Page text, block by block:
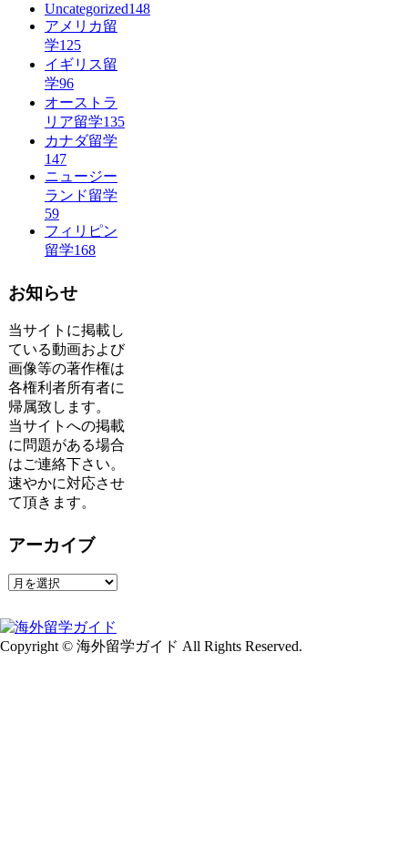
Uncategorized148
アメリカ留
学125
イギリス留
学96
オーストラ
リア留学135
カナダ留学
147
ニュージー
ランド留学
59
フィリピン
留学168
お知らせ
当サイトに掲載し
ている動画および
画像等の著作権は
各権利者所有者に
帰属致します。
当サイトへの掲載
に問題がある場合
はご連絡下さい。
速やかに対応させ
て頂きます。
アーカイブ
ア
カ
イ
ブ
Copyright © 海外留学ガイド All Rights Reserved.